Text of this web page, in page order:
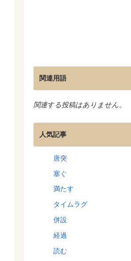
関連用語
関連する投稿はありません。
人気記事
唐突
塞ぐ
満たす
タイムラグ
併設
経過
読む